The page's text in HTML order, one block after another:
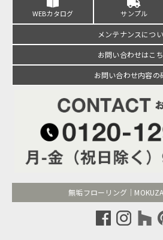
WEBカタログ サンプル
メンテナンスにつ
お問い合わせはこ
お問い合わせ内容の
無垢フローリング｜